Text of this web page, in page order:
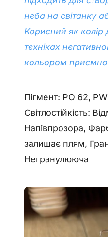
неба на світанку
Корисний як колір
техніках
кольором
Пігмент: PO 62,
Світлостійкість:
Напівпрозора,
залишає плям,
Негранулююча